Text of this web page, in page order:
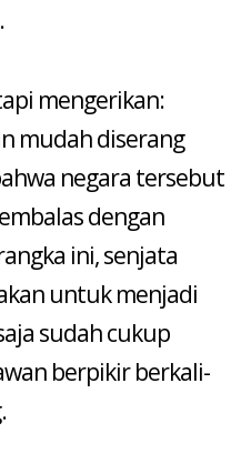
mengerikan:
mudah diserang
negara tersebut
dengan
ini, senjata
untuk menjadi
sudah cukup
berpikir berkali-